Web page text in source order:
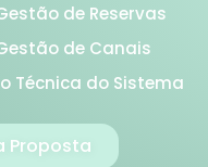
de Reservas
de Canais
Técnica do Sistema
Proposta